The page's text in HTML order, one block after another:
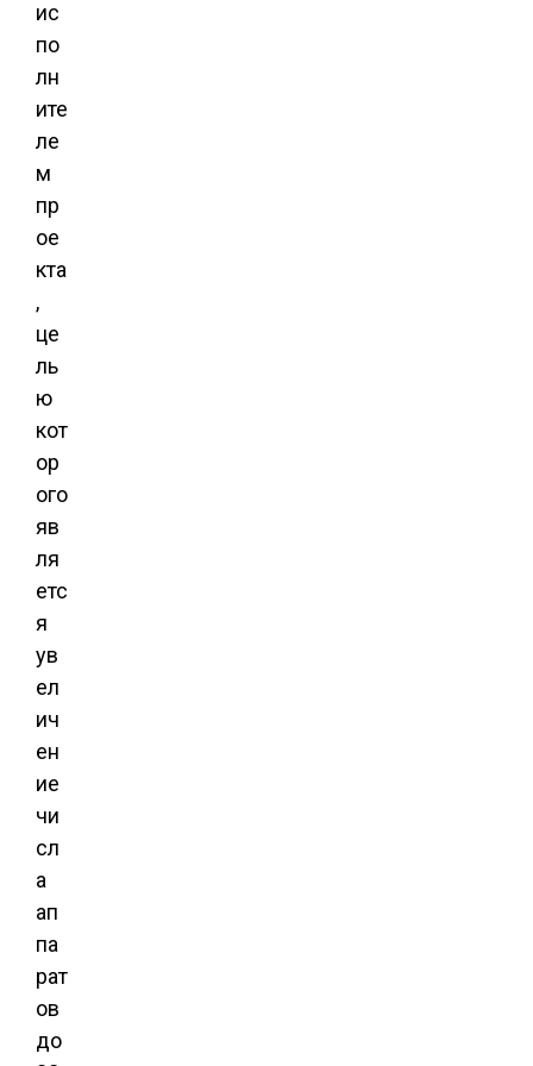
ис
по
лн
ите
ле
м
пр
ое
кта
,
це
ль
ю
кот
ор
ого
яв
ля
етс
я
ув
ел
ич
ен
ие
чи
сл
а
ап
па
рат
ов
до